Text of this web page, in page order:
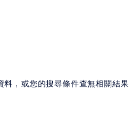
料，或您的搜尋條件查無相關結果